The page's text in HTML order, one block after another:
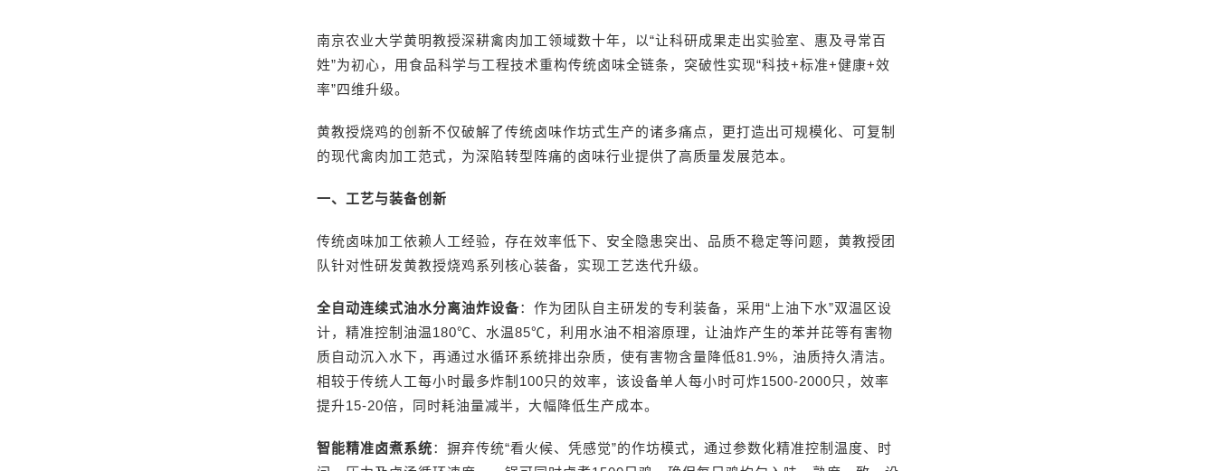
南京农业大学黄明教授深耕禽肉加工领域数十年，以“让科研成果走出实验室、惠及寻常百
姓”为初心，用食品科学与工程技术重构传统卤味全链条，突破性实现“科技+标准+健康+效
率”四维升级。
黄教授烧鸡的创新不仅破解了传统卤味作坊式生产的诸多痛点，更打造出可规模化、可复制
的现代禽肉加工范式，为深陷转型阵痛的卤味行业提供了高质量发展范本。
一、工艺与装备创新
传统卤味加工依赖人工经验，存在效率低下、安全隐患突出、品质不稳定等问题，黄教授团
队针对性研发黄教授烧鸡系列核心装备，实现工艺迭代升级。
全自动连续式油水分离油炸设备：作为团队自主研发的专利装备，采用“上油下水”双温区设
计，精准控制油温180℃、水温85℃，利用水油不相溶原理，让油炸产生的苯并芘等有害物
质自动沉入水下，再通过水循环系统排出杂质，使有害物含量降低81.9%，油质持久清洁。
相较于传统人工每小时最多炸制100只的效率，该设备单人每小时可炸1500-2000只，效率
提升15-20倍，同时耗油量减半，大幅降低生产成本。
智能精准卤煮系统：摒弃传统“看火候、凭感觉”的作坊模式，通过参数化精准控制温度、时